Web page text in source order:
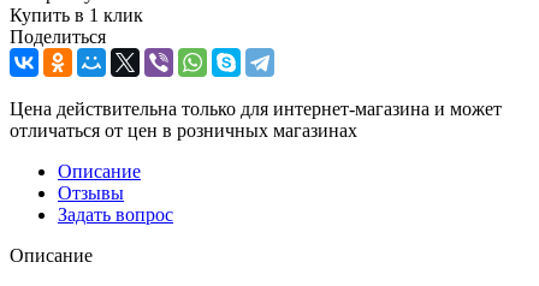
Купить в 1 клик
Поделиться
Цена действительна только для интернет-магазина и может
отличаться от цен в розничных магазинах
Описание
Отзывы
Задать вопрос
Описание